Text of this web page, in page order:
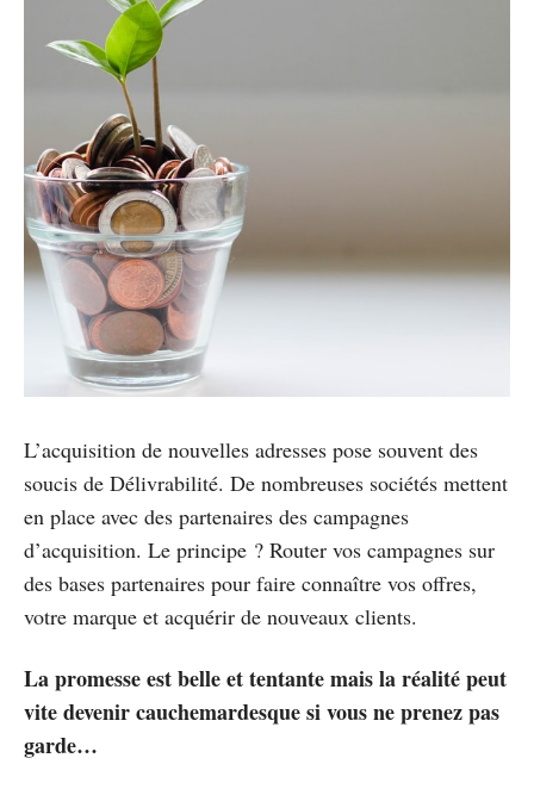
L’acquisition de nouvelles adresses pose souvent des
soucis de Délivrabilité. De nombreuses sociétés mettent
en place avec des partenaires des campagnes
d’acquisition. Le principe ? Router vos campagnes sur
des bases partenaires pour faire connaître vos offres,
votre marque et acquérir de nouveaux clients.
La promesse est belle et tentante mais la réalité peut
vite devenir cauchemardesque si vous ne prenez pas
garde…